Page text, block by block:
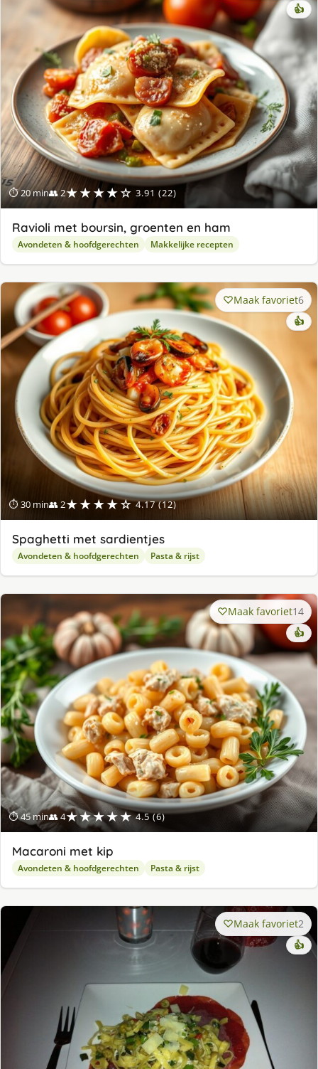
⏱ 20 min👥 2★★★★☆ 3.91 (22)
👍
Ravioli met boursin, groenten en ham
Avondeten & hoofdgerechten Makkelijke recepten
⏱ 30 min👥 2★★★★☆ 4.17 (12)
Maak favoriet6
👍
Spaghetti met sardientjes
Avondeten & hoofdgerechten Pasta & rijst
⏱ 45 min👥 4★★★★★ 4.5 (6)
Maak favoriet14
👍
Macaroni met kip
Avondeten & hoofdgerechten Pasta & rijst
Maak favoriet2
👍